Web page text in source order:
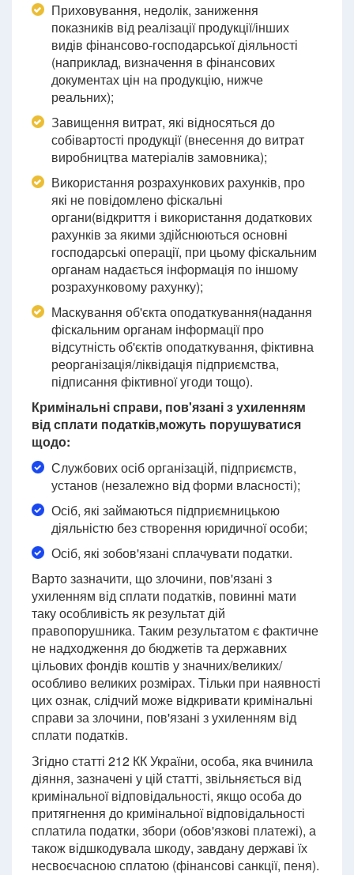
Приховування, недолік, заниження
показників від реалізації продукції/інших
видів фінансово-господарської діяльності
(наприклад, визначення в фінансових
документах цін на продукцію, нижче
реальних);
Завищення витрат, які відносяться до
собівартості продукції (внесення до витрат
виробництва матеріалів замовника);
Використання розрахункових рахунків, про
які не повідомлено фіскальні
органи(відкриття і використання додаткових
рахунків за якими здійснюються основні
господарські операції, при цьому фіскальним
органам надається інформація по іншому
розрахунковому рахунку);
Маскування об'єкта оподаткування(надання
фіскальним органам інформації про
відсутність об'єктів оподаткування, фіктивна
реорганізація/ліквідація підприємства,
підписання фіктивної угоди тощо).
Кримінальні справи, пов'язані з ухиленням
від сплати податків,можуть порушуватися
щодо:
Службових осіб організацій, підприємств,
установ (незалежно від форми власності);
Осіб, які займаються підприємницькою
діяльністю без створення юридичної особи;
Осіб, які зобов'язані сплачувати податки.
Варто зазначити, що злочини, пов'язані з
ухиленням від сплати податків, повинні мати
таку особливість як результат дій
правопорушника. Таким результатом є фактичне
не надходження до бюджетів та державних
цільових фондів коштів у значних/великих/
особливо великих розмірах. Тільки при наявності
цих ознак, слідчий може відкривати кримінальні
справи за злочини, пов'язані з ухиленням від
сплати податків.
Згідно статті 212 КК України, особа, яка вчинила
діяння, зазначені у цій статті, звільняється від
кримінальної відповідальності, якщо особа до
притягнення до кримінальної відповідальності
сплатила податки, збори (обов'язкові платежі), а
також відшкодувала шкоду, завдану державі їх
несвоєчасною сплатою (фінансові санкції, пеня).